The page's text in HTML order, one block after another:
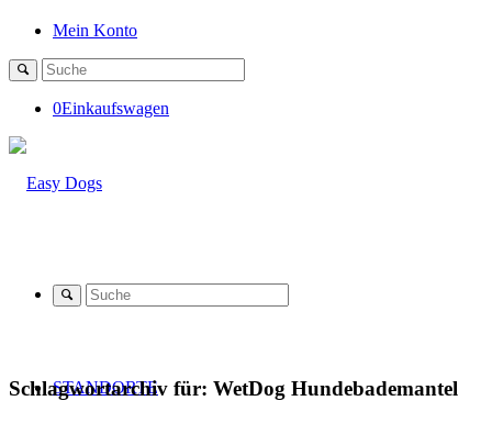
Mein Konto
0Einkaufswagen
STANDORTE
Schlagwortarchiv für: WetDog Hundebademantel